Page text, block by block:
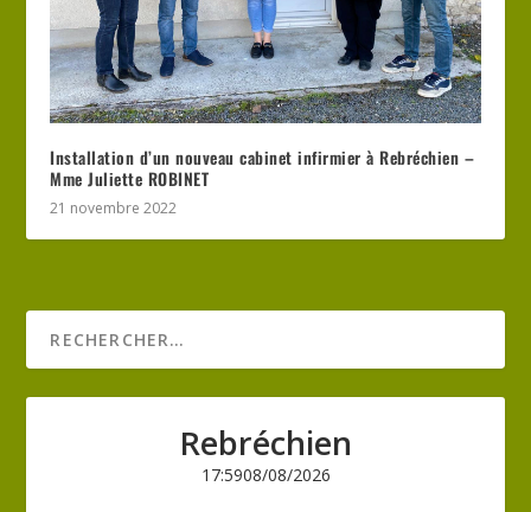
Installation d’un nouveau cabinet infirmier à Rebréchien –
Mme Juliette ROBINET
21 novembre 2022
Rebréchien
17:5908/08/2026